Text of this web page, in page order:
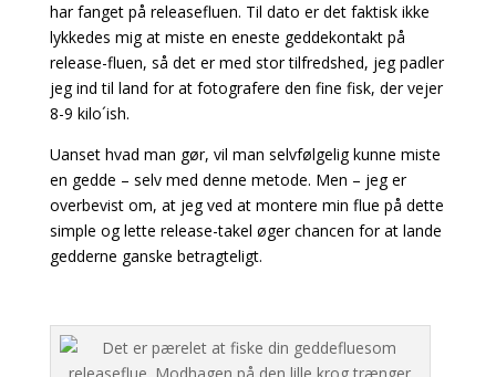
har fanget på releasefluen. Til dato er det faktisk ikke
lykkedes mig at miste en eneste geddekontakt på
release-fluen, så det er med stor tilfredshed, jeg padler
jeg ind til land for at fotografere den fine fisk, der vejer
8-9 kilo´ish.
Uanset hvad man gør, vil man selvfølgelig kunne miste
en gedde – selv med denne metode. Men – jeg er
overbevist om, at jeg ved at montere min flue på dette
simple og lette release-takel øger chancen for at lande
gedderne ganske betragteligt.